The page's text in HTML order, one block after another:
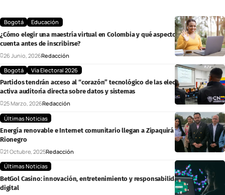
Bogotá
Educación
¿Cómo elegir una maestría virtual en Colombia y qué aspectos tener en
cuenta antes de inscribirse?
26 Junio, 2026Redacción
Bogotá
Vía Electoral 2026
Partidos tendrán acceso al “corazón” tecnológico de las elecciones: CNE
activa auditoría directa sobre datos y sistemas
25 Marzo, 2026Redacción
Últimas Noticias
Energía renovable e Internet comunitario llegan a Zipaquirá y la provincia de
Rionegro
21 Octubre, 2025Redacción
Últimas Noticias
BetGol Casino: innovación, entretenimiento y responsabilidad en el juego
digital